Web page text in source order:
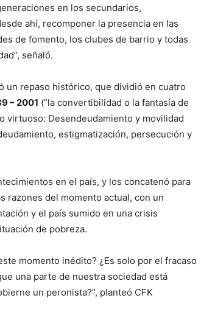
en los secundarios,
ahí, recomponer la presencia en las
de fomento, los clubes de barrio y todas
señaló.
un repaso histórico, que dividió en cuatro
– 2001 (”la convertibilidad o la fantasía de
virtuoso: Desendeudamiento y movilidad
estigmatización, persecución y
en el país, y los concatenó para
razones del momento actual, con un
y el país sumido en una crisis
de pobreza.
momento inédito? ¿Es solo por el fracaso
una parte de nuestra sociedad está
un peronista?”, planteó CFK